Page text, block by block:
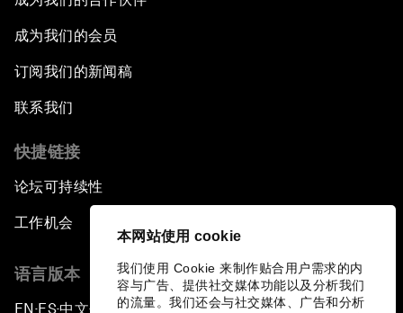
本网站使用 cookie
我们使用 Cookie 来制作贴合用户需求的内
容与广告、提供社交媒体功能以及分析我们
的流量。我们还会与社交媒体、广告和分析
成为我们的会员
订阅我们的新闻稿
联系我们
快捷链接
论坛可持续性
工作机会
语言版本
EN ▪ES▪中文▪ 日本語